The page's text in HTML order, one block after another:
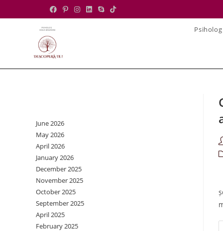
to
June 2026
May 2026
April 2026
January 2026
December 2025
November 2025
October 2025
September 2025
April 2025
February 2025